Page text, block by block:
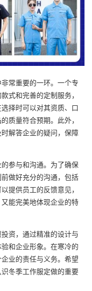
常重要的一环。一个专
式和完善的定制服务，
择时可以对其资质、口
质量符合预期。此外，
解答企业的疑问，保障
参与和沟通。为了确保
做好充分的沟通，包括
提供员工的反馈意见，
能完美地体现企业的特
资，通过精准的设计与
和企业形象。在寒冷的
业的责任与义务。希望
冬季工作服定做的重要